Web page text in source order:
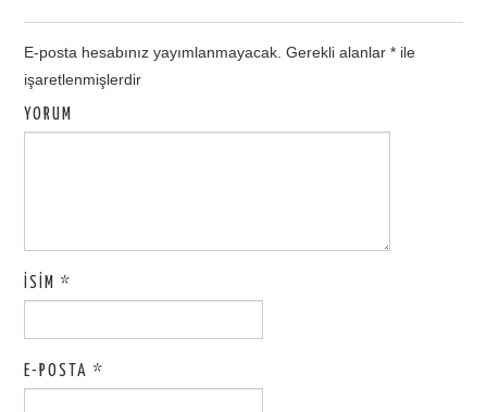
E-posta hesabınız yayımlanmayacak. Gerekli alanlar* ile
işaretlenmişlerdir
YORUM
İSIM*
E-POSTA*